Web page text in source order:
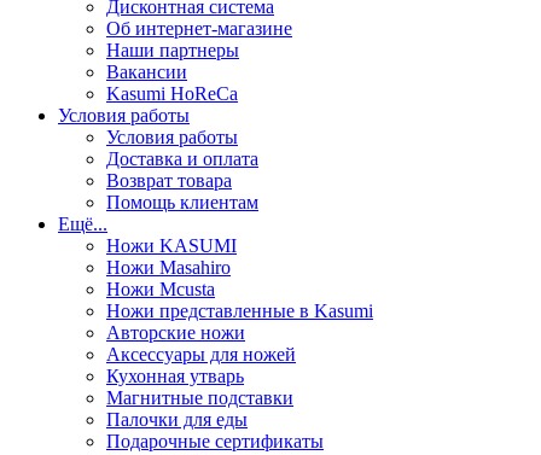
Дисконтная система
Об интернет-магазине
Наши партнеры
Вакансии
Kasumi HoReCa
Условия работы
Условия работы
Доставка и оплата
Возврат товара
Помощь клиентам
Ещё...
Ножи KASUMI
Ножи Masahiro
Ножи Mcusta
Ножи представленные в Kasumi
Авторские ножи
Аксессуары для ножей
Кухонная утварь
Магнитные подставки
Палочки для еды
Подарочные сертификаты